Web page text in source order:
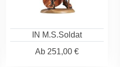
IN M.S.Soldat
Ab 251,00 €